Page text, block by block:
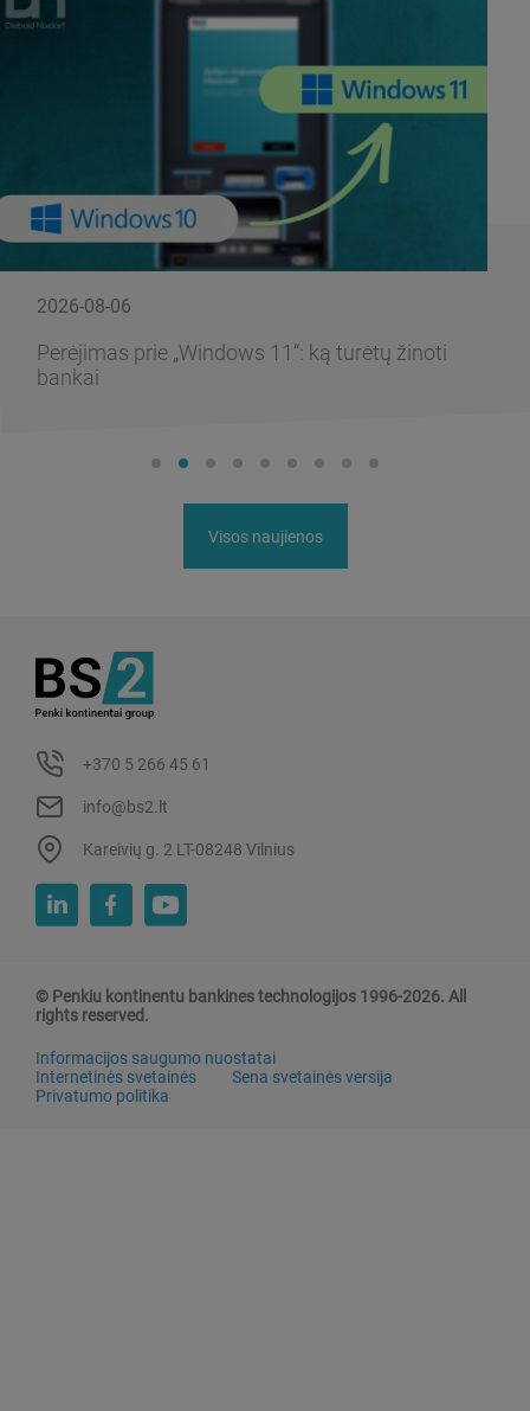
2026-08-06
Perėjimas prie „Windows 11“: ką turėtų žinoti
bankai
Visos naujienos
+370 5 266 45 61
info@bs2.lt
Kareivių g. 2 LT-08248 Vilnius
© Penkiu kontinentu bankines technologijos 1996-2026. All
rights reserved.
Informacijos saugumo nuostatai
Internetinės svetainės
Sena svetainės versija
Privatumo politika